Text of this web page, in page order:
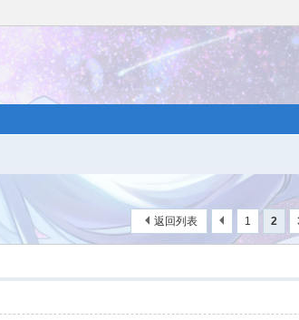
1 2
返回列表